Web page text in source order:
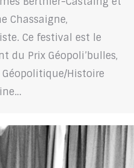
Chassaigne,
Ce festival est le
du Prix Géopoli’bulles,
Géopolitique/Histoire